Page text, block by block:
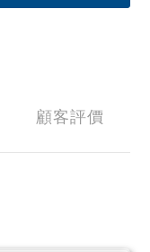
顧客評價